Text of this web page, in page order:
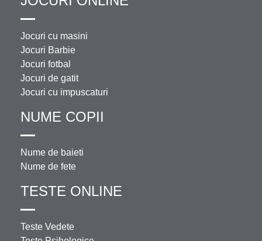
Jocuri cu masini
Jocuri Barbie
Jocuri fotbal
Jocuri de gatit
Jocuri cu impuscaturi
NUME COPII
Nume de baieti
Nume de fete
TESTE ONLINE
Teste Vedete